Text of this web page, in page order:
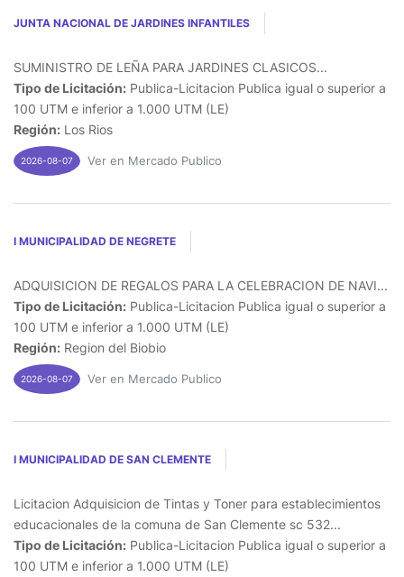
JUNTA NACIONAL DE JARDINES INFANTILES
SUMINISTRO DE LEÑA PARA JARDINES CLASICOS...
Tipo de Licitación: Publica-Licitacion Publica igual o superior a
100 UTM e inferior a 1.000 UTM (LE)
Región: Los Rios
2026-08-07 Ver en Mercado Publico
I MUNICIPALIDAD DE NEGRETE
ADQUISICION DE REGALOS PARA LA CELEBRACION DE NAVI...
Tipo de Licitación: Publica-Licitacion Publica igual o superior a
100 UTM e inferior a 1.000 UTM (LE)
Región: Region del Biobio
2026-08-07 Ver en Mercado Publico
I MUNICIPALIDAD DE SAN CLEMENTE
Licitacion Adquisicion de Tintas y Toner para establecimientos
educacionales de la comuna de San Clemente sc 532...
Tipo de Licitación: Publica-Licitacion Publica igual o superior a
100 UTM e inferior a 1.000 UTM (LE)